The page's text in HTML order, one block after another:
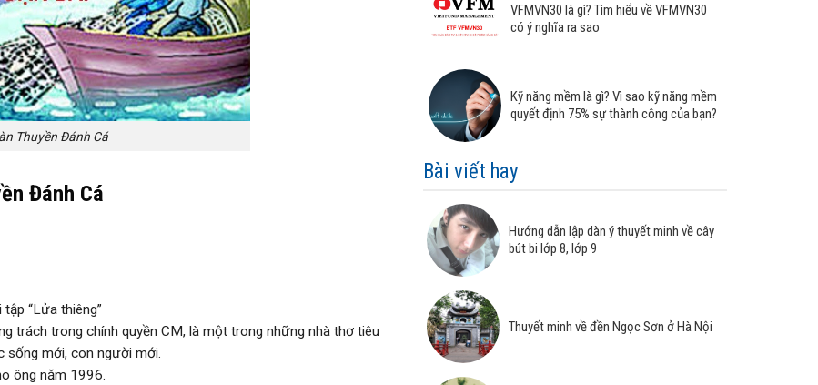
Thuyền Đánh Cá
Đánh Cá
“Lửa thiêng”
trách trong chính quyền CM, là một trong những nhà thơ tiêu
sống mới, con người mới.
ông năm 1996.
VFMVN30 là gì? Tìm hiểu về VFMVN30
có ý nghĩa ra sao
Kỹ năng mềm là gì? Vì sao kỹ năng mềm
quyết định 75% sự thành công của bạn?
Bài viết hay
Hướng dẫn lập dàn ý thuyết minh về cây
bút bi lớp 8, lớp 9
Thuyết minh về đền Ngọc Sơn ở Hà Nội